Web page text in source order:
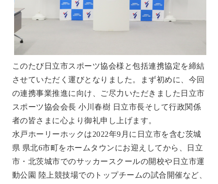
このたび日立市スポーツ協会様と包括連携協定を締結
させていただく運びとなりました。まず初めに、今回
の連携事業推進に向け、ご尽力いただきました日立市
スポーツ協会会長 小川春樹 日立市長そして行政関係
者の皆さまに心より御礼申し上げます。
水戸ホーリーホックは2022年9月に日立市を含む茨城
県 県北6市町をホームタウンにお迎えしてから、日立
市・北茨城市でのサッカースクールの開校や日立市運
動公園 陸上競技場でのトップチームの試合開催など、